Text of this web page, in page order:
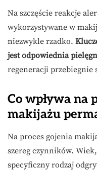
Na szczęście reakcje
wykorzystywane w
niezwykle rzadko.
jest odpowiednia
regeneracji
Co wpływa na
makijażu
Na proces gojenia
szereg czynników.
specyficzny rodzaj